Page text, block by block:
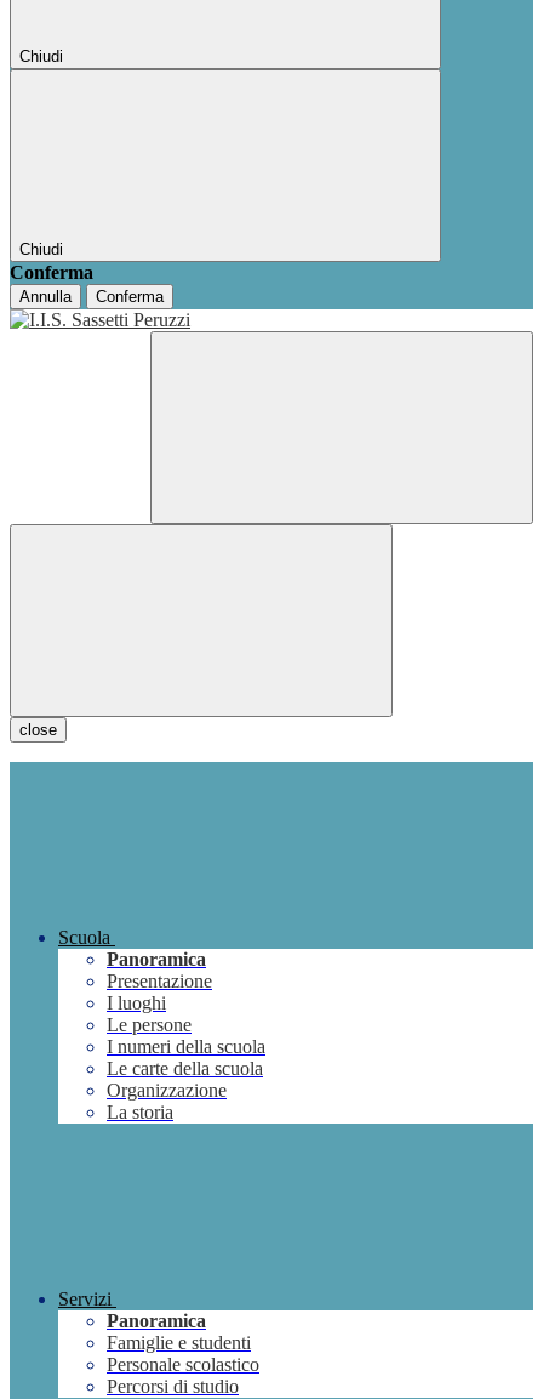
Chiudi
Chiudi
Conferma
Annulla Conferma
close
Scuola
Panoramica
Presentazione
I luoghi
Le persone
I numeri della scuola
Le carte della scuola
Organizzazione
La storia
Servizi
Panoramica
Famiglie e studenti
Personale scolastico
Percorsi di studio